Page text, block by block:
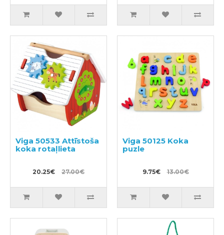
Viga 50533 Attīstoša
koka rotaļlieta
20.25€ 27.00€
Viga 50125 Koka
puzle
9.75€ 13.00€